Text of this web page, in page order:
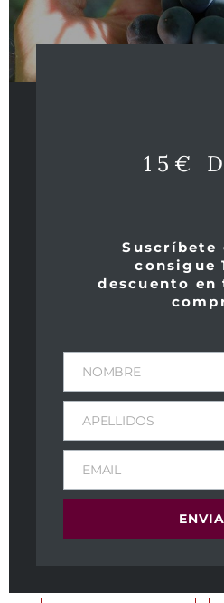
Notas de cata de Parker:
15€
Suscríbete
consigue
descuento en
NOMBRE
APELLIDOS
EMAIL